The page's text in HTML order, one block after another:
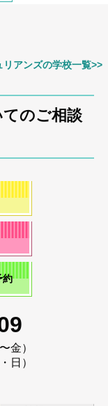
リアンズの学校一覧>>
のご相談
約
金）
日）